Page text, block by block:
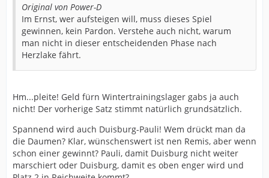
Original von Power-D
Im Ernst, wer aufsteigen will, muss dieses Spiel
gewinnen, kein Pardon. Verstehe auch nicht, warum
man nicht in dieser entscheidenden Phase nach
Herzlake fährt.
Hm...pleite! Geld fürn Wintertrainingslager gabs ja auch
nicht! Der vorherige Satz stimmt natürlich grundsätzlich.
Spannend wird auch Duisburg-Pauli! Wem drückt man da
die Daumen? Klar, wünschenswert ist nen Remis, aber wenn
schon einer gewinnt? Pauli, damit Duisburg nicht weiter
marschiert oder Duisburg, damit es oben enger wird und